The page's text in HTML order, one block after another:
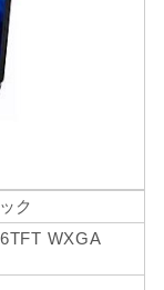
ク
WXGA